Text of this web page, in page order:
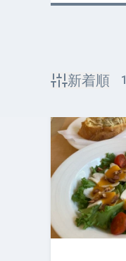
新着順 1